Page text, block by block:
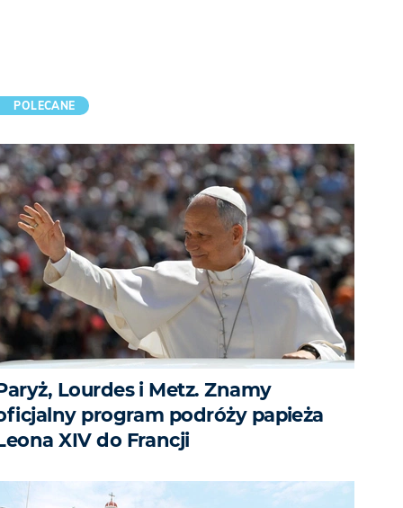
POLECANE
Lourdes i Metz. Znamy
program podróży papieża
XIV do Francji